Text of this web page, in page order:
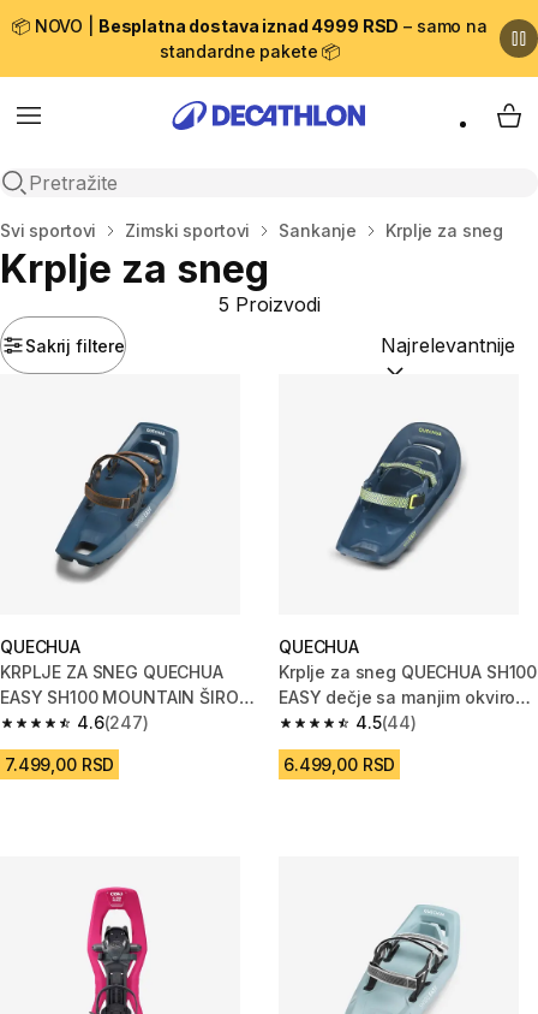
📦 NOVO | Besplatna dostava iznad 4999 RSD – samo na
standardne pakete 📦
Menu
Open search
My
Početna stranica
Svi sportovi Zimski sportovi Sankanje Krplje za sneg
Krplje za sneg
Sakrij filtere
5 Proizvodi
Sortiraj po:
QUECHUA
KRPLJE ZA SNEG QUECHUA
EASY SH100 MOUNTAIN ŠIROKE
- PLAVE
4.6
4.6 od 5 zvezdica from 247 Recenzije
(247)
7.499,00 RSD
QUECHUA
Krplje za sneg QUECHUA SH100
EASY dečje sa manjim okvirom
-plave
4.5
4.5 od 5 zvezdica from 44
(44)
6.499,00 RSD